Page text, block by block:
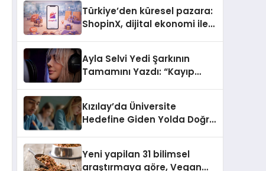
Türkiye’den küresel pazara:
ShopinX, dijital ekonomi ile
Ayla Selvi Yedi Şarkının
Tamamını Yazdı: “Kayıp
Kızılay’da Üniversite
Hedefine Giden Yolda Doğru
Yeni yapilan 31 bilimsel
araştırmaya göre, Vegan